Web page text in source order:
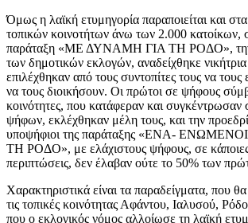
Όμως η λαϊκή ετυμηγορία παραποιείται και
τοπικών κοινοτήτων άνω των 2.000 κατοίκων,
παράταξη «ΜΕ ΔΥΝΑΜΗ ΓΙΑ ΤΗ ΡΟΔΟ»,
των δημοτικών εκλογών, αναδείχθηκε νικήτρια
επιλέχθηκαν από τους συντοπίτες τους να
να τους διοικήσουν. Οι πρώτοι σε ψήφους
κοινότητες, που κατάφεραν και συγκέντρωσαν
ψήφων, εκλέχθηκαν μέλη τους, και την
υποψήφιοι της παράταξης «ΕΝΑ-
ΤΗ ΡΟΔΟ», με ελάχιστους ψήφους, σε
περιπτώσεις, δεν έλαβαν ούτε το 50% των
Χαρακτηριστικά είναι τα παραδείγματα, που
τις τοπικές κοινότητας Αφάντου, Ιαλυσού,
που ο εκλογικός νόμος αλλοίωσε τη λαϊκή